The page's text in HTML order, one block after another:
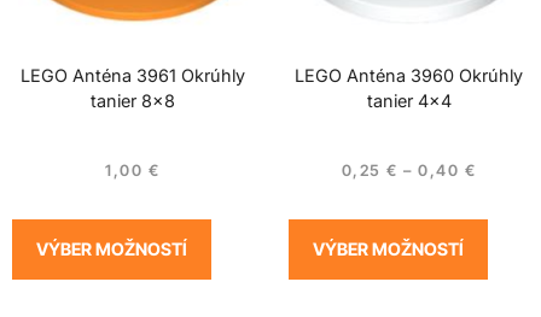
LEGO Anténa 3961 Okrúhly
tanier 8×8
1,00 €
VÝBER MOŽNOSTÍ
LEGO Anténa 3960 Okrúhly
tanier 4×4
0,25€ – 0,40 €
VÝBER MOŽNOSTÍ